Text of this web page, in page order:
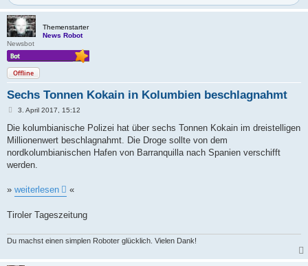
Themenstarter
News Robot
Newsbot
Offline
Sechs Tonnen Kokain in Kolumbien beschlagnahmt
B
i
r
a
3. April 2017, 15:12
Die kolumbianische Polizei hat über sechs Tonnen Kokain im dreistelligen
Millionenwert beschlagnahmt. Die Droge sollte von dem
nordkolumbianischen Hafen von Barranquilla nach Spanien verschifft
werden.
» weiterlesen «
Tiroler Tageszeitung
Du machst einen simplen Roboter glücklich. Vielen Dank!